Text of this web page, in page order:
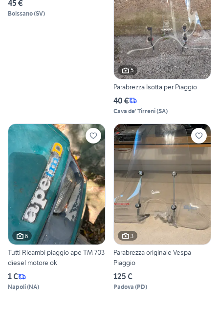
45 €
Boissano(SV)
5
Parabrezza Isotta per Piaggio
40 €
Cava de' Tirreni(SA)
6
Tutti Ricambi piaggio ape TM 703
diesel motore ok
1 €
Napoli(NA)
3
Parabrezza originale Vespa
Piaggio
125 €
Padova (PD)